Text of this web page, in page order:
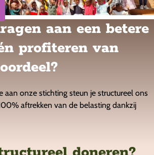
aan een betere
profiteren van
aan onze stichting steun je structureel ons
aftrekken van de belasting dankzij